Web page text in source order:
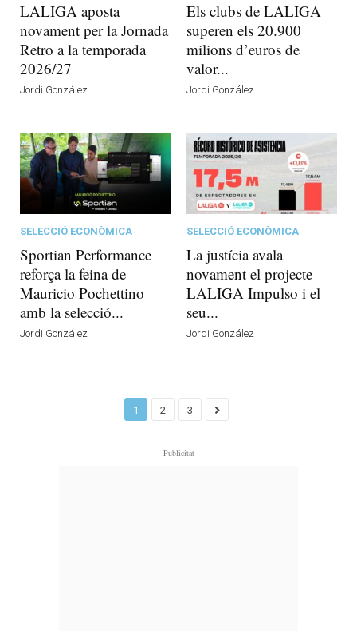
LALIGA aposta
novament per la Jornada
Retro a la temporada
2026/27
Jordi González
Els clubs de LALIGA
superen els 20.900
milions d’euros de
valor...
Jordi González
SELECCIÓ ECONÒMICA
Sportian Performance
reforça la feina de
Mauricio Pochettino
amb la selecció...
Jordi González
SELECCIÓ ECONÒMICA
La justícia avala
novament el projecte
LALIGA Impulso i el
seu...
Jordi González
1 2 3
- Publicitat -